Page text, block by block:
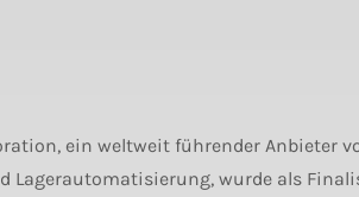
ein weltweit führender Anbieter
wurde als